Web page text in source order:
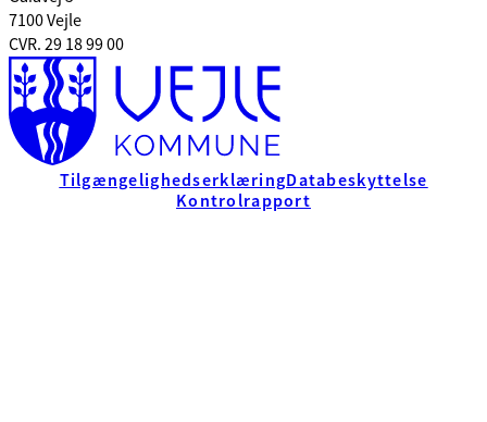
7100 Vejle
CVR. 29 18 99 00
TilgængelighedserklæringDatabeskyttelse
Kontrolrapport